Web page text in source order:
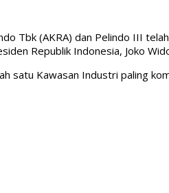
Tbk (AKRA) dan Pelindo III
Republik Indonesia, Joko
satu Kawasan Industri paling